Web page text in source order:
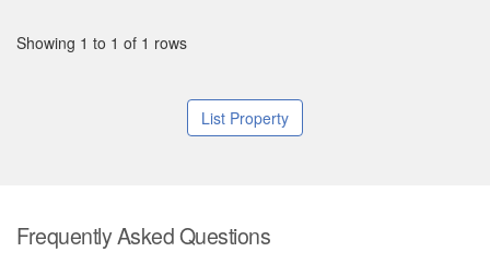
Showing 1 to 1 of 1 rows
List Property
Frequently Asked Questions